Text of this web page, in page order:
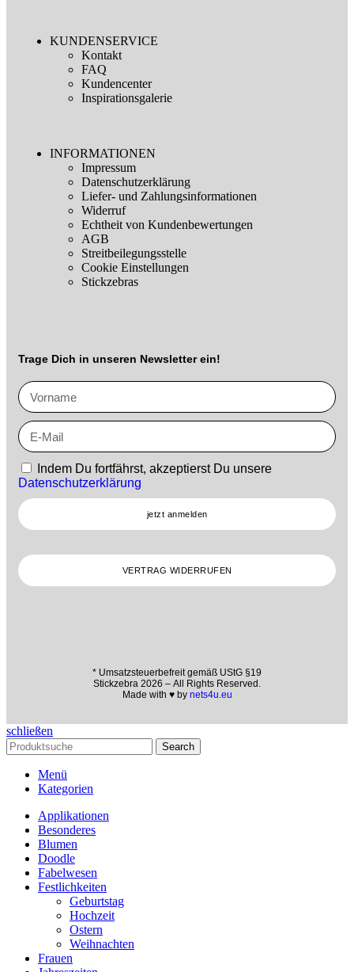
KUNDENSERVICE
Kontakt
FAQ
Kundencenter
Inspirationsgalerie
INFORMATIONEN
Impressum
Datenschutzerklärung
Liefer- und Zahlungsinformationen
Widerruf
Echtheit von Kundenbewertungen
AGB
Streitbeilegungsstelle
Cookie Einstellungen
Stickzebras
Trage Dich in unseren Newsletter ein!
Indem Du fortfährst, akzeptierst Du unsere
Datenschutzerklärung
jetzt anmelden
VERTRAG WIDERRUFEN
* Umsatzsteuerbefreit gemäß UStG §19
Stickzebra 2026 – All Rights Reserved.
Made with ♥ by nets4u.eu
schließen
Search
Menü
Kategorien
Applikationen
Besonderes
Blumen
Doodle
Fabelwesen
Festlichkeiten
Geburtstag
Hochzeit
Ostern
Weihnachten
Frauen